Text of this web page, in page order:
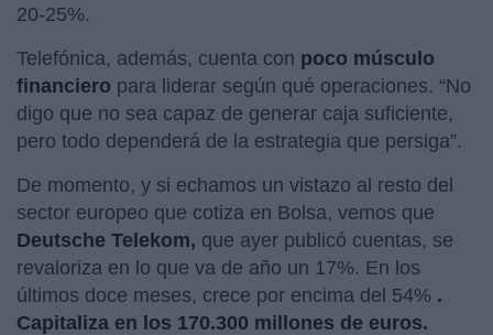
20-25%.
Telefónica, además, cuenta con poco músculo
financiero para liderar según qué operaciones. “No
digo que no sea capaz de generar caja suficiente,
pero todo dependerá de la estrategia que persiga”.
De momento, y si echamos un vistazo al resto del
sector europeo que cotiza en Bolsa, vemos que
Deutsche Telekom, que ayer publicó cuentas, se
revaloriza en lo que va de año un 17%. En los
últimos doce meses, crece por encima del 54% .
Capitaliza en los 170.300 millones de euros.